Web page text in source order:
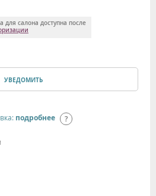
для салона доступна после
УВЕДОМИТЬ
подробнее